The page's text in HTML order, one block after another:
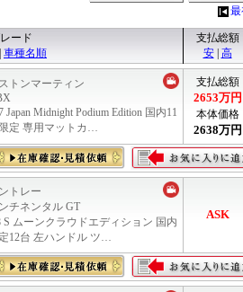
最
ード
車種名順
支払総額
安| 高
トンマーティン
Japan Midnight Podium Edition 国内11
定 専用マットカ…
支払総額
2653万円
本体価格
2638万円
トレー
チネンタル GT
S ムーンクラウドエディション 国内
12台 左ハンドル ツ…
ASK